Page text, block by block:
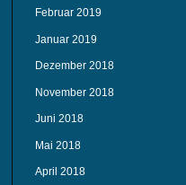
Februar 2019
Januar 2019
Dezember 2018
November 2018
Juni 2018
Mai 2018
April 2018